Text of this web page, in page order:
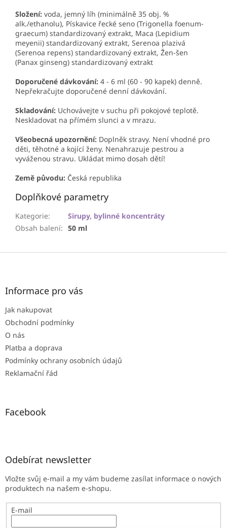
Složení: voda, jemný líh (minimálně 35 obj. %
alk./ethanolu), Pískavice řecké seno (Trigonella foenum-
graecum) standardizovaný extrakt, Maca (Lepidium
meyenii) standardizovaný extrakt, Serenoa plazivá
(Serenoa repens) standardizovaný extrakt, Žen-šen
(Panax ginseng) standardizovaný extrakt
Doporučené dávkování: 4 - 6 ml (60 - 90 kapek) denně.
Nepřekračujte doporučené denní dávkování.
Skladování: Uchovávejte v suchu při pokojové teplotě.
Neskladovat na přímém slunci a v mrazu.
Všeobecná upozornění: Doplněk stravy. Není vhodné pro
děti, těhotné a kojící ženy. Nenahrazuje pestrou a
vyváženou stravu. Ukládat mimo dosah dětí!
Země původu: Česká republika
Doplňkové parametry
Kategorie:
Sirupy, bylinné koncentráty
Obsah balení: 50 ml
Z
Informace pro vás
Jak nakupovat
Obchodní podmínky
O nás
Platba a doprava
Podmínky ochrany osobních údajů
Reklamační řád
Facebook
Odebírat newsletter
Vložte svůj e-mail a my vám budeme zasílat informace o nových
produktech na našem e-shopu.
E-mail